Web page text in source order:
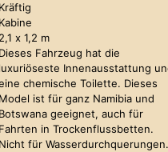
Kräftig
Kabine
2,1 x 1,2 m
Dieses Fahrzeug hat die
luxuriöseste Innenausstattung
chemische Toilette. Dieses
Model ist für ganz Namibia und
Botswana geeignet, auch für
Fahrten in Trockenflussbetten.
Nicht für Wasserdurchquerungen.